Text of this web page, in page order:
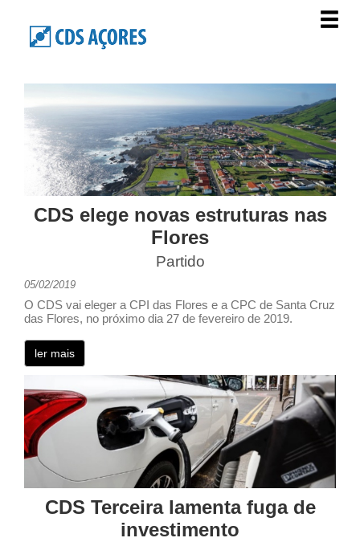
CDS elege novas estruturas nas
Flores
Partido
05/02/2019
O CDS vai eleger a CPI das Flores e a CPC de Santa Cruz
das Flores, no próximo dia 27 de fevereiro de 2019.
ler mais
CDS Terceira lamenta fuga de
investimento